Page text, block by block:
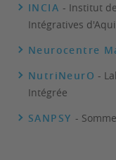
INCIA- Institut
Intégratives
Neurocentre
NutriNeurO -
Intégrée
SANPSY -